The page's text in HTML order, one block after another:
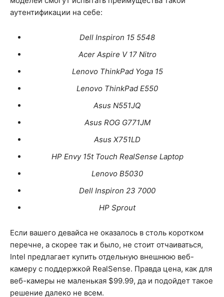
аутентификации на себе:
Dell Inspiron 15 5548
Acer Aspire V 17 Nitro
Lenovo ThinkPad Yoga 15
Lenovo ThinkPad E550
Asus N551JQ
Asus ROG G771JM
Asus X751LD
HP Envy 15t Touch RealSense Laptop
Lenovo B5030
Dell Inspiron 23 7000
HP Sprout
Если вашего девайса не оказалось в столь коротком
перечне, а скорее так и было, не стоит отчаиваться,
Intel предлагает купить отдельную внешнюю веб-
камеру с поддержкой RealSense. Правда цена, как для
веб-камеры не маленькая $99.99, да и подойдет такое
решение далеко не всем.